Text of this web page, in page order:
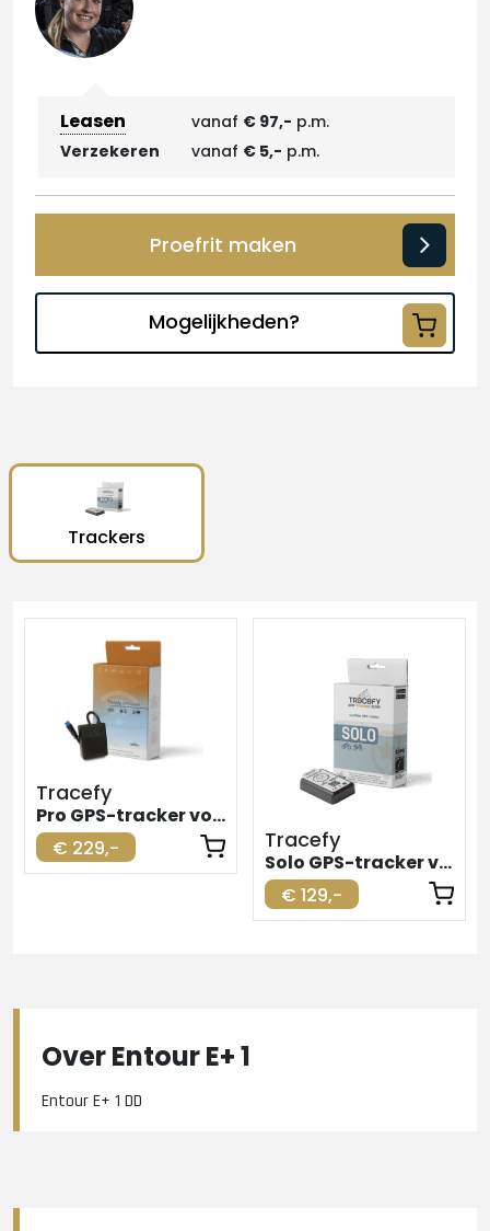
Leasen vanaf € 97,- p.m.
Verzekeren
vanaf € 5,- p.m.
Proefrit maken
Mogelijkheden?
Trackers
Tracefy
Pro GPS-tracker voor elektrische fiets
€ 229,-
Tracefy
Solo GPS-tracker voor elektrische fiets
€ 129,-
Over Entour E+ 1
Entour E+ 1 DD